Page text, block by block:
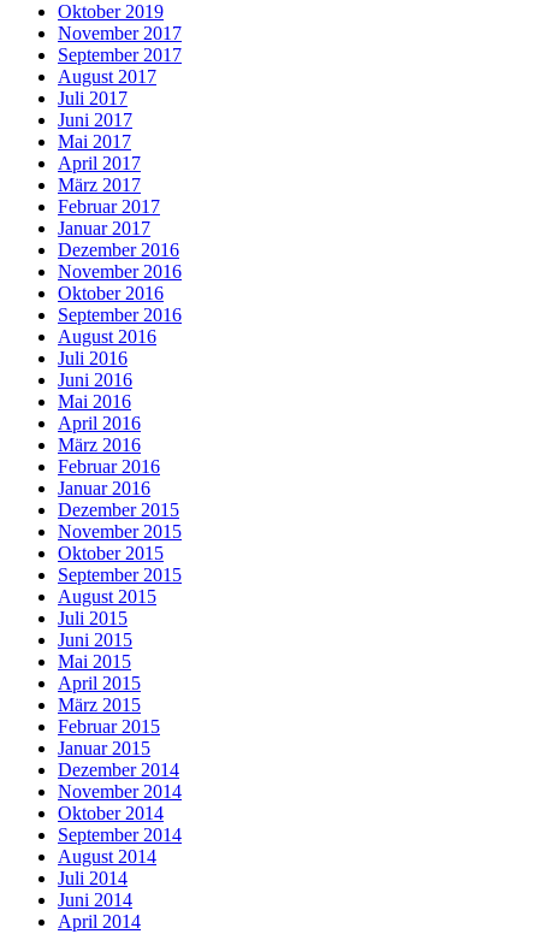
Oktober 2019
November 2017
September 2017
August 2017
Juli 2017
Juni 2017
Mai 2017
April 2017
März 2017
Februar 2017
Januar 2017
Dezember 2016
November 2016
Oktober 2016
September 2016
August 2016
Juli 2016
Juni 2016
Mai 2016
April 2016
März 2016
Februar 2016
Januar 2016
Dezember 2015
November 2015
Oktober 2015
September 2015
August 2015
Juli 2015
Juni 2015
Mai 2015
April 2015
März 2015
Februar 2015
Januar 2015
Dezember 2014
November 2014
Oktober 2014
September 2014
August 2014
Juli 2014
Juni 2014
April 2014